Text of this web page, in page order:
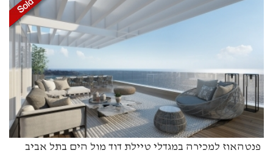
פנטהאוז למכירה במגדלי טיילת דוד מול הים בתל אביב